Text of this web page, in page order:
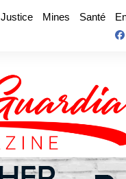
Justice Mines Santé